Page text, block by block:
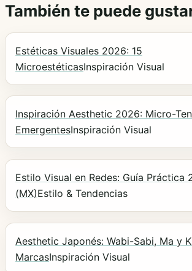
También te puede
Estéticas Visuales 2026: 15
MicroestéticasInspiración Visual
Inspiración Aesthetic 2026: Micro-
EmergentesInspiración Visual
Estilo Visual en Redes: Guía Práctica
(MX)Estilo & Tendencias
Aesthetic Japonés: Wabi-Sabi, Ma y
MarcasInspiración Visual